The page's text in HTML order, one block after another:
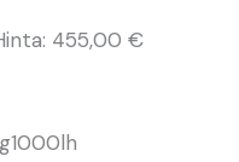
455,00 €